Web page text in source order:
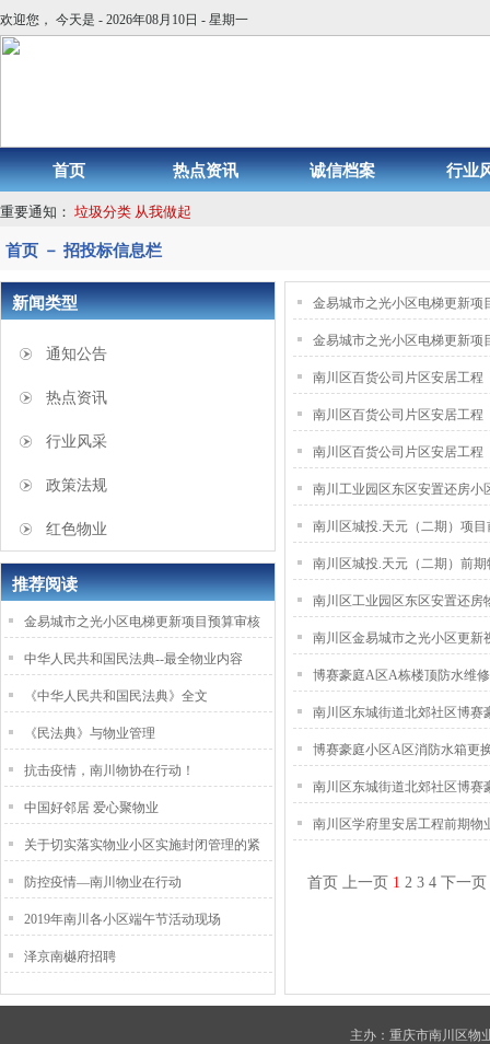
欢迎您， 今天是 - 2026年08月10日 - 星期一
首页 热点资讯 诚信档案 行业
重要通知： 垃圾分类 从我做起
首页 － 招投标信息栏
新闻类型
通知公告
热点资讯
行业风采
政策法规
红色物业
推荐阅读
金易城市之光小区电梯更新项目预算审核
中华人民共和国民法典--最全物业内容
《中华人民共和国民法典》全文
《民法典》与物业管理
抗击疫情，南川物协在行动！
中国好邻居 爱心聚物业
关于切实落实物业小区实施封闭管理的紧
防控疫情—南川物业在行动
2019年南川各小区端午节活动现场
泽京南樾府招聘
金易城市之光小区电梯更新
金易城市之光小区电梯更新项
南川区百货公司片区安居工
南川区百货公司片区安居工
南川区百货公司片区安居工
南川工业园区东区安置还房
南川区城投.天元（二期）项
南川区城投.天元（二期）前
南川区工业园区东区安置还房
南川区金易城市之光小区更
博赛豪庭A区A栋楼顶防水维
南川区东城街道北郊社区博
博赛豪庭小区A区消防水箱更
南川区东城街道北郊社区博
南川区学府里安居工程前期物
首页 上一页 1 2 3 4 下一页
主办：重庆市南川区